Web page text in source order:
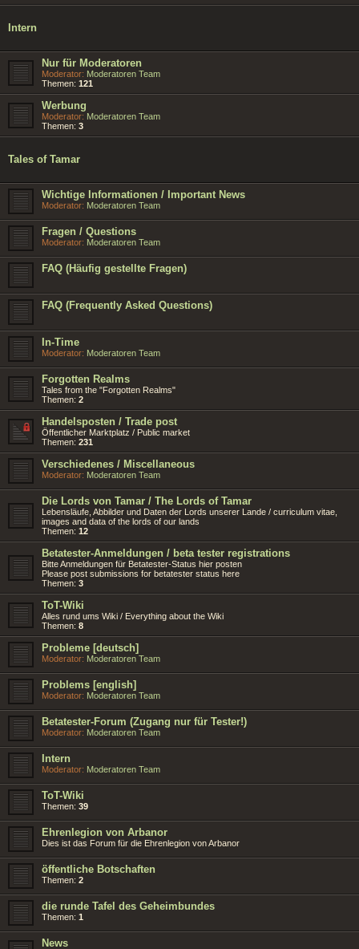
Intern
Nur für Moderatoren
Moderator: Moderatoren Team
Themen: 121
Werbung
Moderator: Moderatoren Team
Themen: 3
Tales of Tamar
Wichtige Informationen / Important News
Moderator: Moderatoren Team
Fragen / Questions
Moderator: Moderatoren Team
FAQ (Häufig gestellte Fragen)
FAQ (Frequently Asked Questions)
In-Time
Moderator: Moderatoren Team
Forgotten Realms
Tales from the "Forgotten Realms"
Themen: 2
Handelsposten / Trade post
Öffentlicher Marktplatz / Public market
Themen: 231
Verschiedenes / Miscellaneous
Moderator: Moderatoren Team
Die Lords von Tamar / The Lords of Tamar
Lebensläufe, Abbilder und Daten der Lords unserer Lande / curriculum vitae,
images and data of the lords of our lands
Themen: 12
Betatester-Anmeldungen / beta tester registrations
Bitte Anmeldungen für Betatester-Status hier posten
Please post submissions for betatester status here
Themen: 3
ToT-Wiki
Alles rund ums Wiki / Everything about the Wiki
Themen: 8
Probleme [deutsch]
Moderator: Moderatoren Team
Problems [english]
Moderator: Moderatoren Team
Betatester-Forum (Zugang nur für Tester!)
Moderator: Moderatoren Team
Intern
Moderator: Moderatoren Team
ToT-Wiki
Themen: 39
Ehrenlegion von Arbanor
Dies ist das Forum für die Ehrenlegion von Arbanor
öffentliche Botschaften
Themen: 2
die runde Tafel des Geheimbundes
Themen: 1
News